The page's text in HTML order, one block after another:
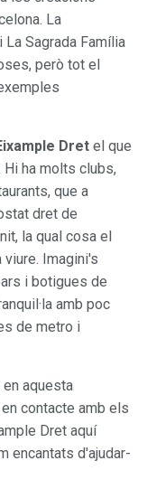
La
Sagrada Família
però tot el
Dret el que
ha molts clubs,
que a
dret de
la qual cosa el
Imagini's
i botigues de
amb poc
de metro i
en aquesta
contacte amb els
Dret aquí
encantats d'ajudar-